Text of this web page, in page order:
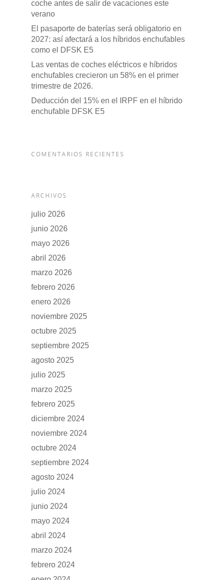
coche antes de salir de vacaciones este
verano
El pasaporte de baterías será obligatorio en
2027: así afectará a los híbridos enchufables
como el DFSK E5
Las ventas de coches eléctricos e híbridos
enchufables crecieron un 58% en el primer
trimestre de 2026.
Deducción del 15% en el IRPF en el híbrido
enchufable DFSK E5
COMENTARIOS RECIENTES
ARCHIVOS
julio 2026
junio 2026
mayo 2026
abril 2026
marzo 2026
febrero 2026
enero 2026
noviembre 2025
octubre 2025
septiembre 2025
agosto 2025
julio 2025
marzo 2025
febrero 2025
diciembre 2024
noviembre 2024
octubre 2024
septiembre 2024
agosto 2024
julio 2024
junio 2024
mayo 2024
abril 2024
marzo 2024
febrero 2024